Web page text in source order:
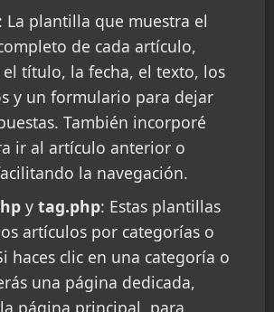
La plantilla que muestra el
de cada artículo,
título, la fecha, el texto, los
y un formulario para dejar
También incorporé
ir al artículo anterior o
la navegación.
y tag.php: Estas plantillas
artículos por categorías o
haces clic en una categoría o
una página dedicada,
página principal, para